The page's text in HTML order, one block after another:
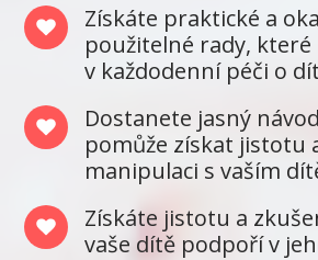
Získáte praktické a
použitelné rady,
v každodenní péči o
Dostanete jasný
pomůže získat jistotu
manipulaci s vaším
Získáte jistotu a
vaše dítě podpoří v